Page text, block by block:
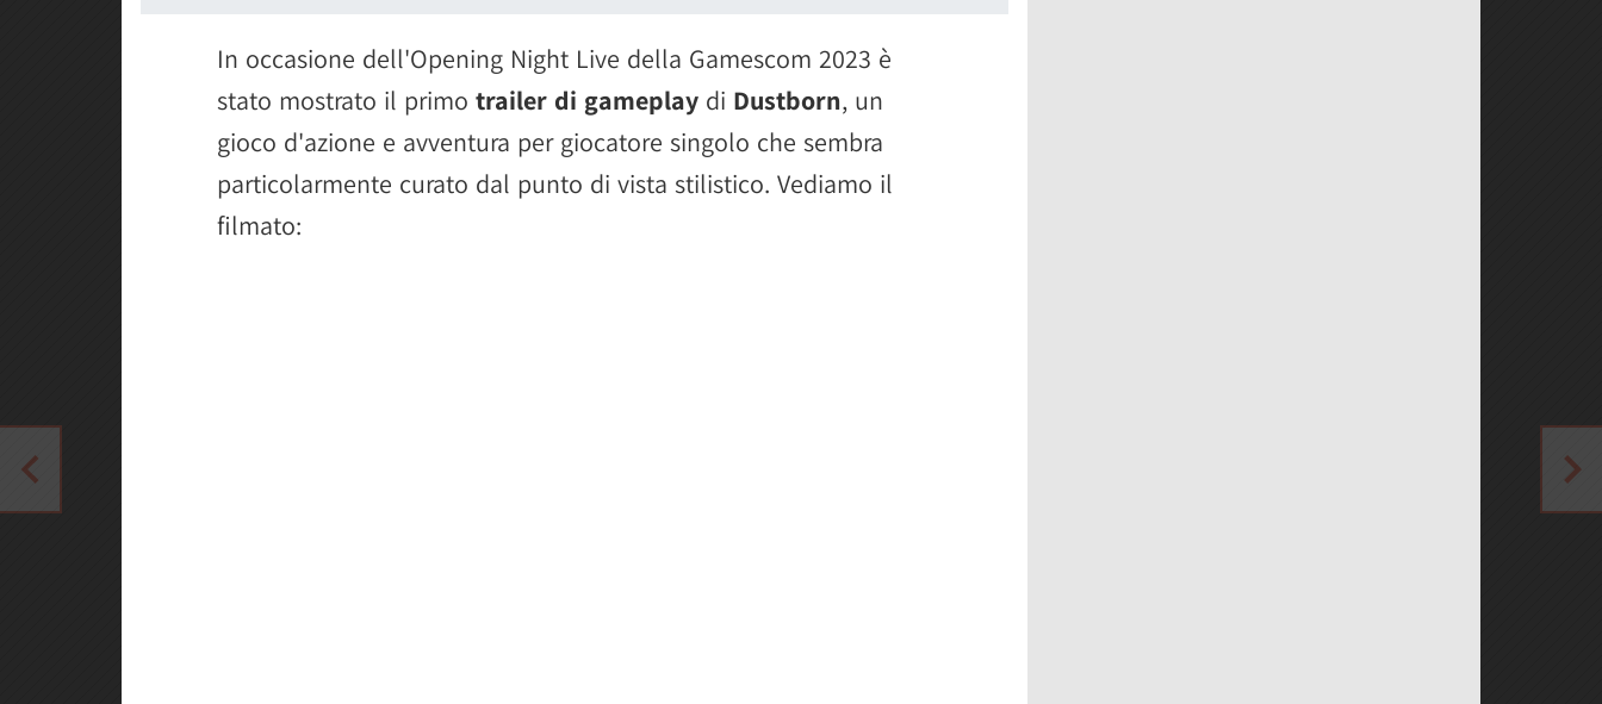
In occasione dell'Opening Night Live della Gamescom 2023 è
stato mostrato il primo trailer di gameplay di Dustborn, un
gioco d'azione e avventura per giocatore singolo che sembra
particolarmente curato dal punto di vista stilistico. Vediamo il
filmato: